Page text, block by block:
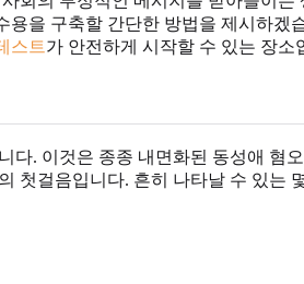
을 구축할 간단한 방법을 제시하겠
스트 가 안전하게 시작할 수 있는 장소
. 이것은 종종 내면화된 동성애 혐
첫걸음입니다. 흔히 나타날 수 있는